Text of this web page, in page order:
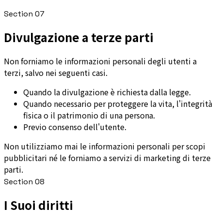
Section 07
Divulgazione a terze parti
Non forniamo le informazioni personali degli utenti a
terzi, salvo nei seguenti casi.
Quando la divulgazione è richiesta dalla legge.
Quando necessario per proteggere la vita, l'integrità
fisica o il patrimonio di una persona.
Previo consenso dell'utente.
Non utilizziamo mai le informazioni personali per scopi
pubblicitari né le forniamo a servizi di marketing di terze
parti.
Section 08
I Suoi diritti